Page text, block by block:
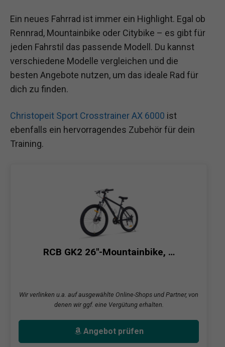
Ein neues Fahrrad ist immer ein Highlight. Egal ob
Rennrad, Mountainbike oder Citybike – es gibt für
jeden Fahrstil das passende Modell. Du kannst
verschiedene Modelle vergleichen und die
besten Angebote nutzen, um das ideale Rad für
dich zu finden.
Christopeit Sport Crosstrainer AX 6000 ist
ebenfalls ein hervorragendes Zubehör für dein
Training.
RCB GK2 26"-Mountainbike, …
Wir verlinken u.a. auf ausgewählte Online-Shops und Partner, von
denen wir ggf. eine Vergütung erhalten.
Angebot prüfen